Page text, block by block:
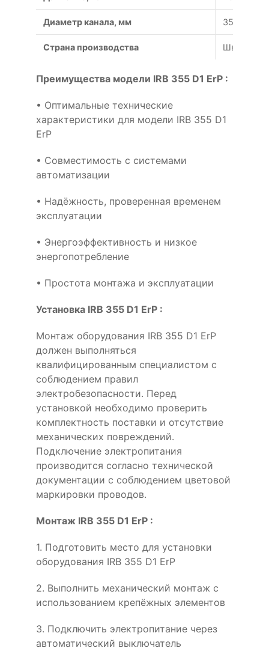
Диаметр канала, мм 355
Страна производства Швеция
Преимущества модели IRB 355 D1 ErP :
• Оптимальные технические
характеристики для модели IRB 355 D1
ErP
• Совместимость с системами
автоматизации
• Надёжность, проверенная временем
эксплуатации
• Энергоэффективность и низкое
энергопотребление
• Простота монтажа и эксплуатации
Установка IRB 355 D1 ErP :
Монтаж оборудования IRB 355 D1 ErP
должен выполняться
квалифицированным специалистом с
соблюдением правил
электробезопасности. Перед
установкой необходимо проверить
комплектность поставки и отсутствие
механических повреждений.
Подключение электропитания
производится согласно технической
документации с соблюдением цветовой
маркировки проводов.
Монтаж IRB 355 D1 ErP :
1. Подготовить место для установки
оборудования IRB 355 D1 ErP
2. Выполнить механический монтаж с
использованием крепёжных элементов
3. Подключить электропитание через
автоматический выключатель